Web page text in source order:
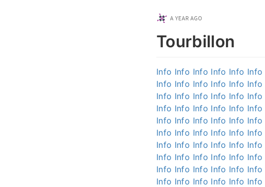
A YEAR AGO
Tourbillon
Info Info Info Info Info Info
Info Info Info Info Info Info
Info Info Info Info Info Info
Info Info Info Info Info Info
Info Info Info Info Info Info
Info Info Info Info Info Info
Info Info Info Info Info Info
Info Info Info Info Info Info
Info Info Info Info Info Info
Info Info Info Info Info Info